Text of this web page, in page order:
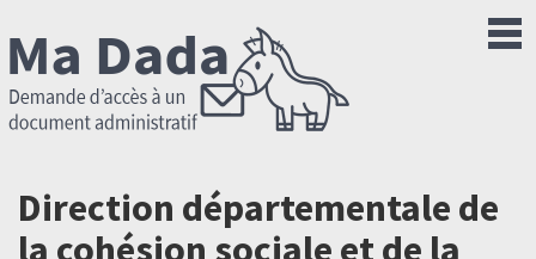
Direction départementale de